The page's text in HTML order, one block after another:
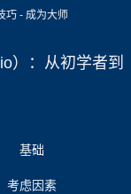
巧 - 成为大师
）：从初学者到
基础
考虑因素